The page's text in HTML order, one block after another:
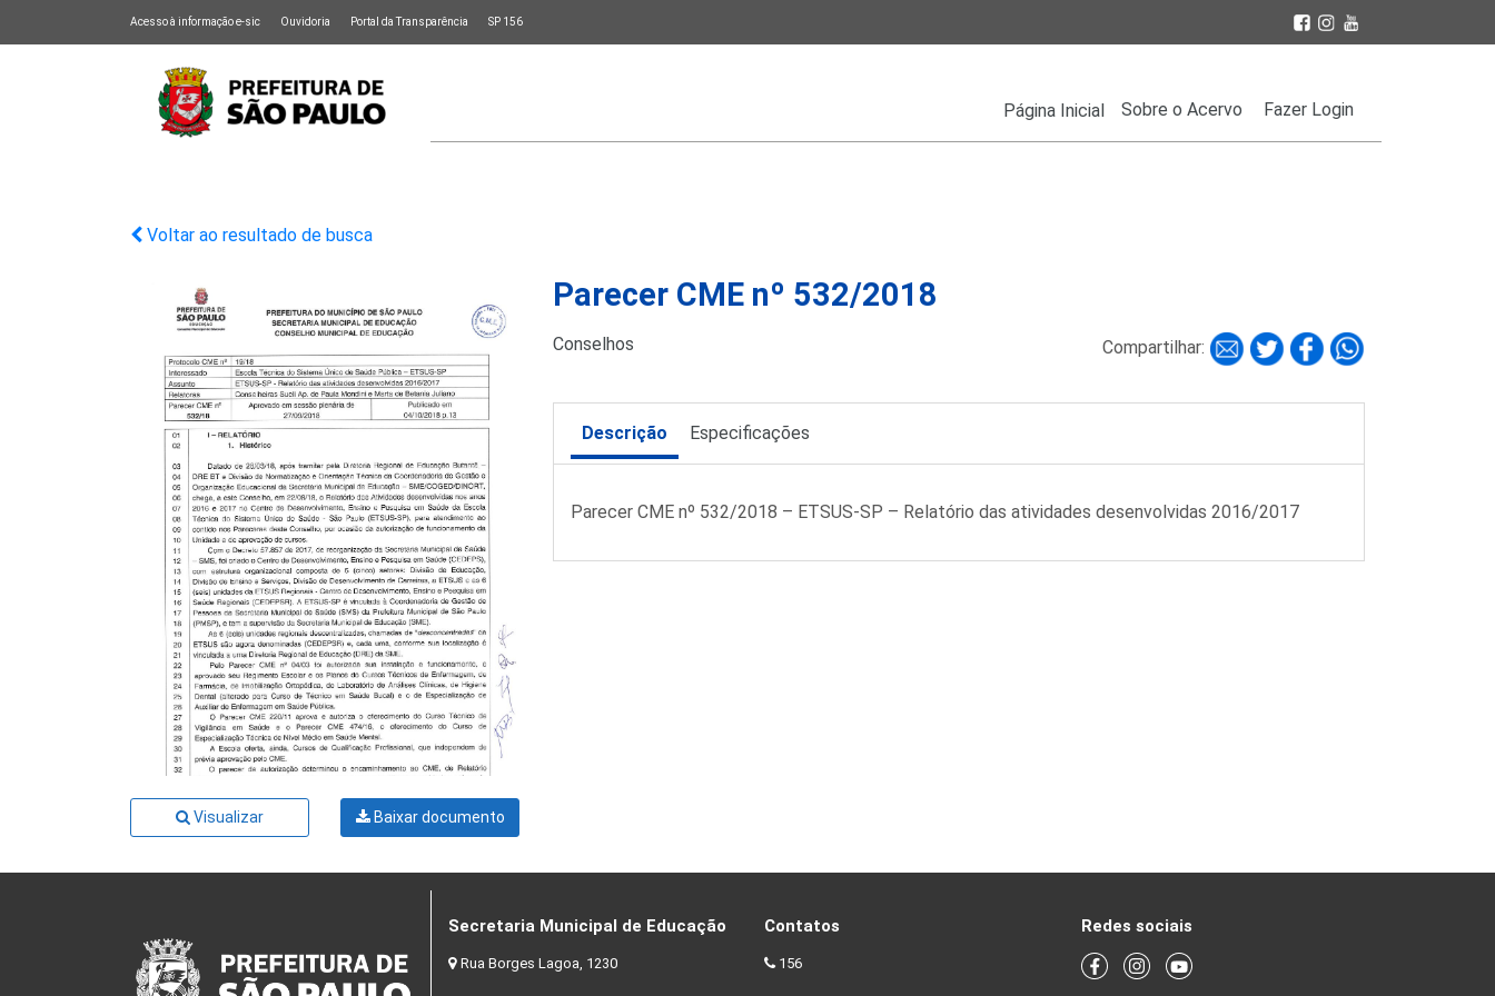
Acesso à informação e-sic Ouvidoria Portal da Transparência SP 156
Página Inicial Sobre o Acervo Fazer Login
Voltar ao resultado de busca
Visualizar Baixar documento
Parecer CME nº 532/2018
Conselhos Compartilhar:
Descrição Especificações
Parecer CME nº 532/2018 – ETSUS-SP – Relatório das atividades desenvolvidas 2016/2017
Secretaria Municipal de Educação
Rua Borges Lagoa, 1230
Contatos
156
Redes sociais